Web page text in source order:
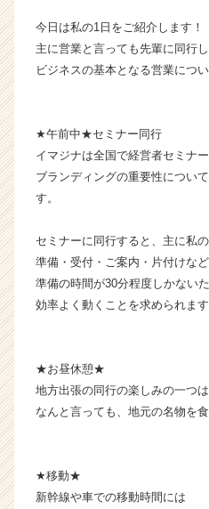
が
く
就
イ
ト
チ
リ
ア
（C
h
a
r
今日は私の1日をご紹介します！
主に営業と言っても先輩に同行し
ビジネスの基本となる営業につ
★午前中★セミナー同行
イマジナは全国で経営者セミナ
ブランディングの重要性につい
す。
セミナーに同行すると、主に私
準備・受付・ご案内・片付けなど
準備の時間が30分程度しかない
効率よく動くことを求められます
★お昼休憩★
地方出張の同行の楽しみの一つは
なんと言っても、地元の名物を
★移動★
新幹線や車での移動時間には